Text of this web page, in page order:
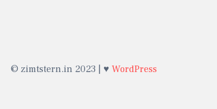
© zimtstern.in 2023 | ♥ WordPress